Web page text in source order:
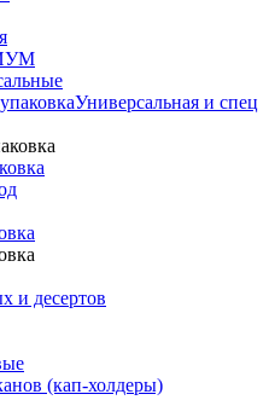
Универсальная и спец
и десертов
(кап-холдеры)